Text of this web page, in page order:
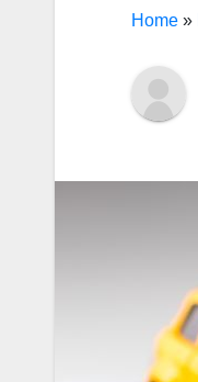
Home »